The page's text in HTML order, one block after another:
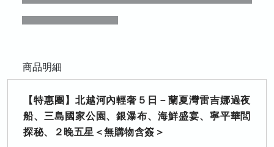
商品明細
【特惠團】北越河內輕奢５日－蘭夏灣雷吉娜過夜
船、三島國家公園、銀瀑布、海鮮盛宴、寧平華閭
探秘、２晚五星＜無購物含簽＞